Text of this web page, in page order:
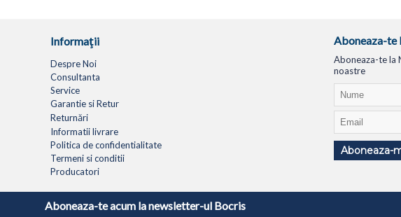
Aboneaza-te acum la newsletter-ul Bocris
Informaţii
Despre Noi
Consultanta
Service
Garantie si Retur
Returnări
Informatii livrare
Politica de confidentialitate
Termeni si conditii
Producatori
Aboneaza-te
Aboneaza-te la
noastre
Aboneaza-
LAPTOPURI NETBOOK TABLETE MULTIFUNCTIONALE SISTEME PC